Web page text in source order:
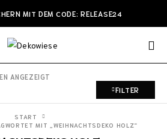
MIT DEM CODE: RELEASE24
ANGEZEIGT
FILTER
START
MIT „WEIHNACHTSDEKO HOLZ“